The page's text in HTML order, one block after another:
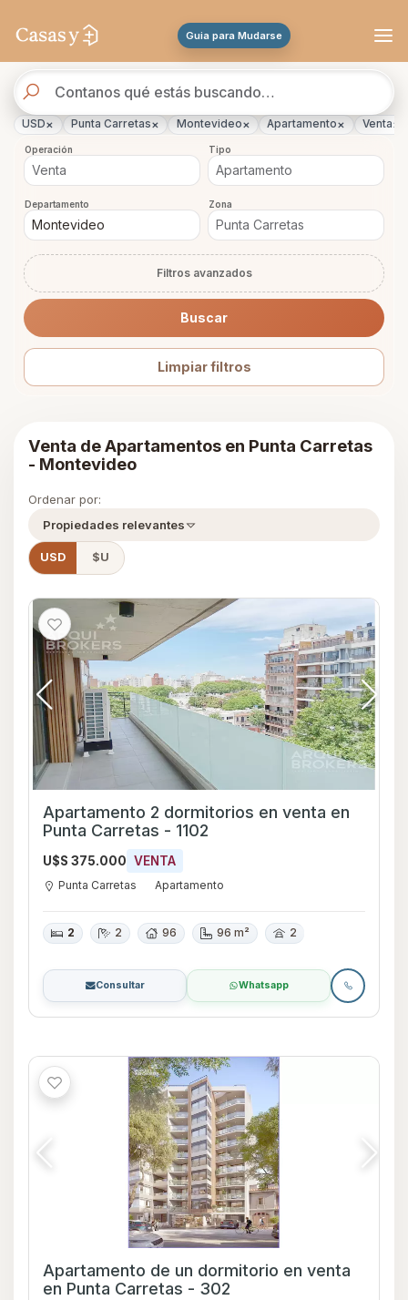
Guia para Mudarse
de
propiedades
USD× Punta Carretas× Montevideo× Apartamento× Venta×
Operación Tipo
Departamento Zona
Filtros avanzados
Buscar
Limpiar filtros
Venta de Apartamentos en Punta Carretas
- Montevideo
Ordenar por:
Propiedades relevantes
USD $U
Apartamento 2 dormitorios en venta en
Punta Carretas - 1102
U$S 375.000 VENTA
Punta Carretas Apartamento
2 2 96 96 m² 2
Consultar Whatsapp
Apartamento de un dormitorio en venta
en Punta Carretas - 302